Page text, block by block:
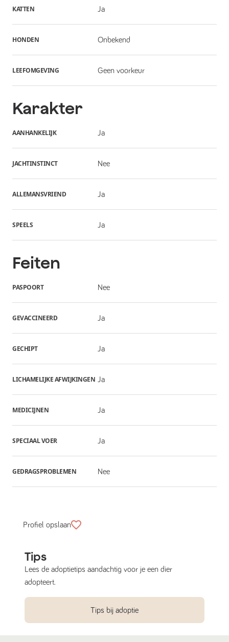
KATTEN Ja
HONDEN Onbekend
LEEFOMGEVING Geen voorkeur
Karakter
AANHANKELIJK Ja
JACHTINSTINCT Nee
ALLEMANSVRIEND Ja
SPEELS Ja
Feiten
PASPOORT Nee
GEVACCINEERD Ja
GECHIPT Ja
LICHAMELIJKE AFWIJKINGEN Ja
MEDICIJNEN Ja
SPECIAAL VOER Ja
GEDRAGSPROBLEMEN Nee
Profiel opslaan
Tips
Lees de adoptietips aandachtig voor je een dier
adopteert.
Tips bij adoptie